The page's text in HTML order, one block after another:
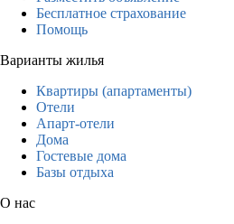
Бесплатное страхование
Помощь
Варианты жилья
Квартиры (апартаменты)
Отели
Апарт-отели
Дома
Гостевые дома
Базы отдыха
О нас